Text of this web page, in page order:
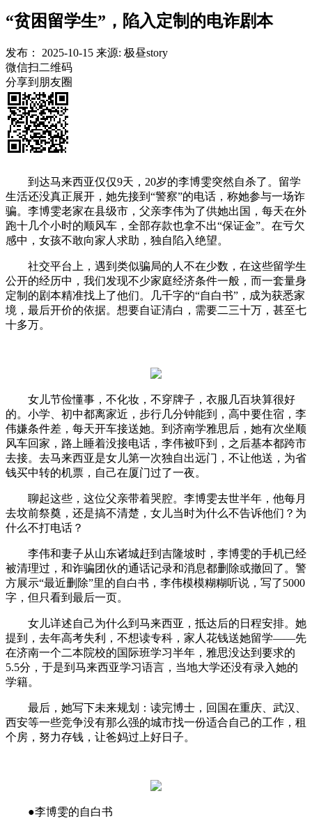
“贫困留学生”，陷入定制的电诈剧本
发布： 2025-10-15 来源: 极昼story
微信扫二维码
分享到朋友圈
到达马来西亚仅仅9天，20岁的李博雯突然自杀了。留学
生活还没真正展开，她先接到“警察”的电话，称她参与一场诈
骗。李博雯老家在县级市，父亲李伟为了供她出国，每天在外
跑十几个小时的顺风车，全部存款也拿不出“保证金”。在亏欠
感中，女孩不敢向家人求助，独自陷入绝望。
社交平台上，遇到类似骗局的人不在少数，在这些留学生
公开的经历中，我们发现不少家庭经济条件一般，而一套量身
定制的剧本精准找上了他们。几千字的“自白书”，成为获悉家
境，最后开价的依据。想要自证清白，需要二三十万，甚至七
十多万。
女儿节俭懂事，不化妆，不穿牌子，衣服几百块算很好
的。小学、初中都离家近，步行几分钟能到，高中要住宿，李
伟嫌条件差，每天开车接送她。到济南学雅思后，她有次坐顺
风车回家，路上睡着没接电话，李伟被吓到，之后基本都跨市
去接。去马来西亚是女儿第一次独自出远门，不让他送，为省
钱买中转的机票，自己在厦门过了一夜。
聊起这些，这位父亲带着哭腔。李博雯去世半年，他每月
去坟前祭奠，还是搞不清楚，女儿当时为什么不告诉他们？为
什么不打电话？
李伟和妻子从山东诸城赶到吉隆坡时，李博雯的手机已经
被清理过，和诈骗团伙的通话记录和消息都删除或撤回了。警
方展示“最近删除”里的自白书，李伟模模糊糊听说，写了5000
字，但只看到最后一页。
女儿详述自己为什么到马来西亚，抵达后的日程安排。她
提到，去年高考失利，不想读专科，家人花钱送她留学——先
在济南一个二本院校的国际班学习半年，雅思没达到要求的
5.5分，于是到马来西亚学习语言，当地大学还没有录入她的
学籍。
最后，她写下未来规划：读完博士，回国在重庆、武汉、
西安等一些竞争没有那么强的城市找一份适合自己的工作，租
个房，努力存钱，让爸妈过上好日子。
●李博雯的自白书